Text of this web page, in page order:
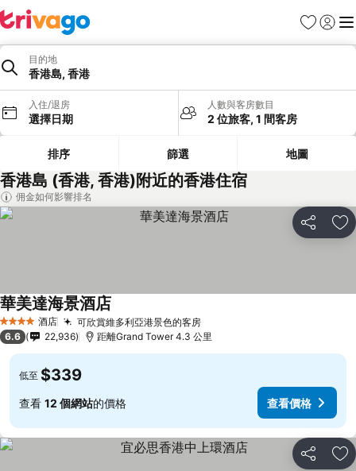
收藏夾
登入 選
目的地
香港島, 香港
入住/退房
選擇日期
人數與客房數目
2 位旅客, 1 間客房
排序 篩選 地圖
香港島 (香港, 香港)附近的香港住宿
佣金如何影響排名
分享 放
4 星級 酒店 可欣賞維多利亞港景色的客房
華美達海景酒店
6.6 22,936 距離Grand Tower 4.3 公里
低至 $339
查看 12 個網站的價格 查看價格
分享 放